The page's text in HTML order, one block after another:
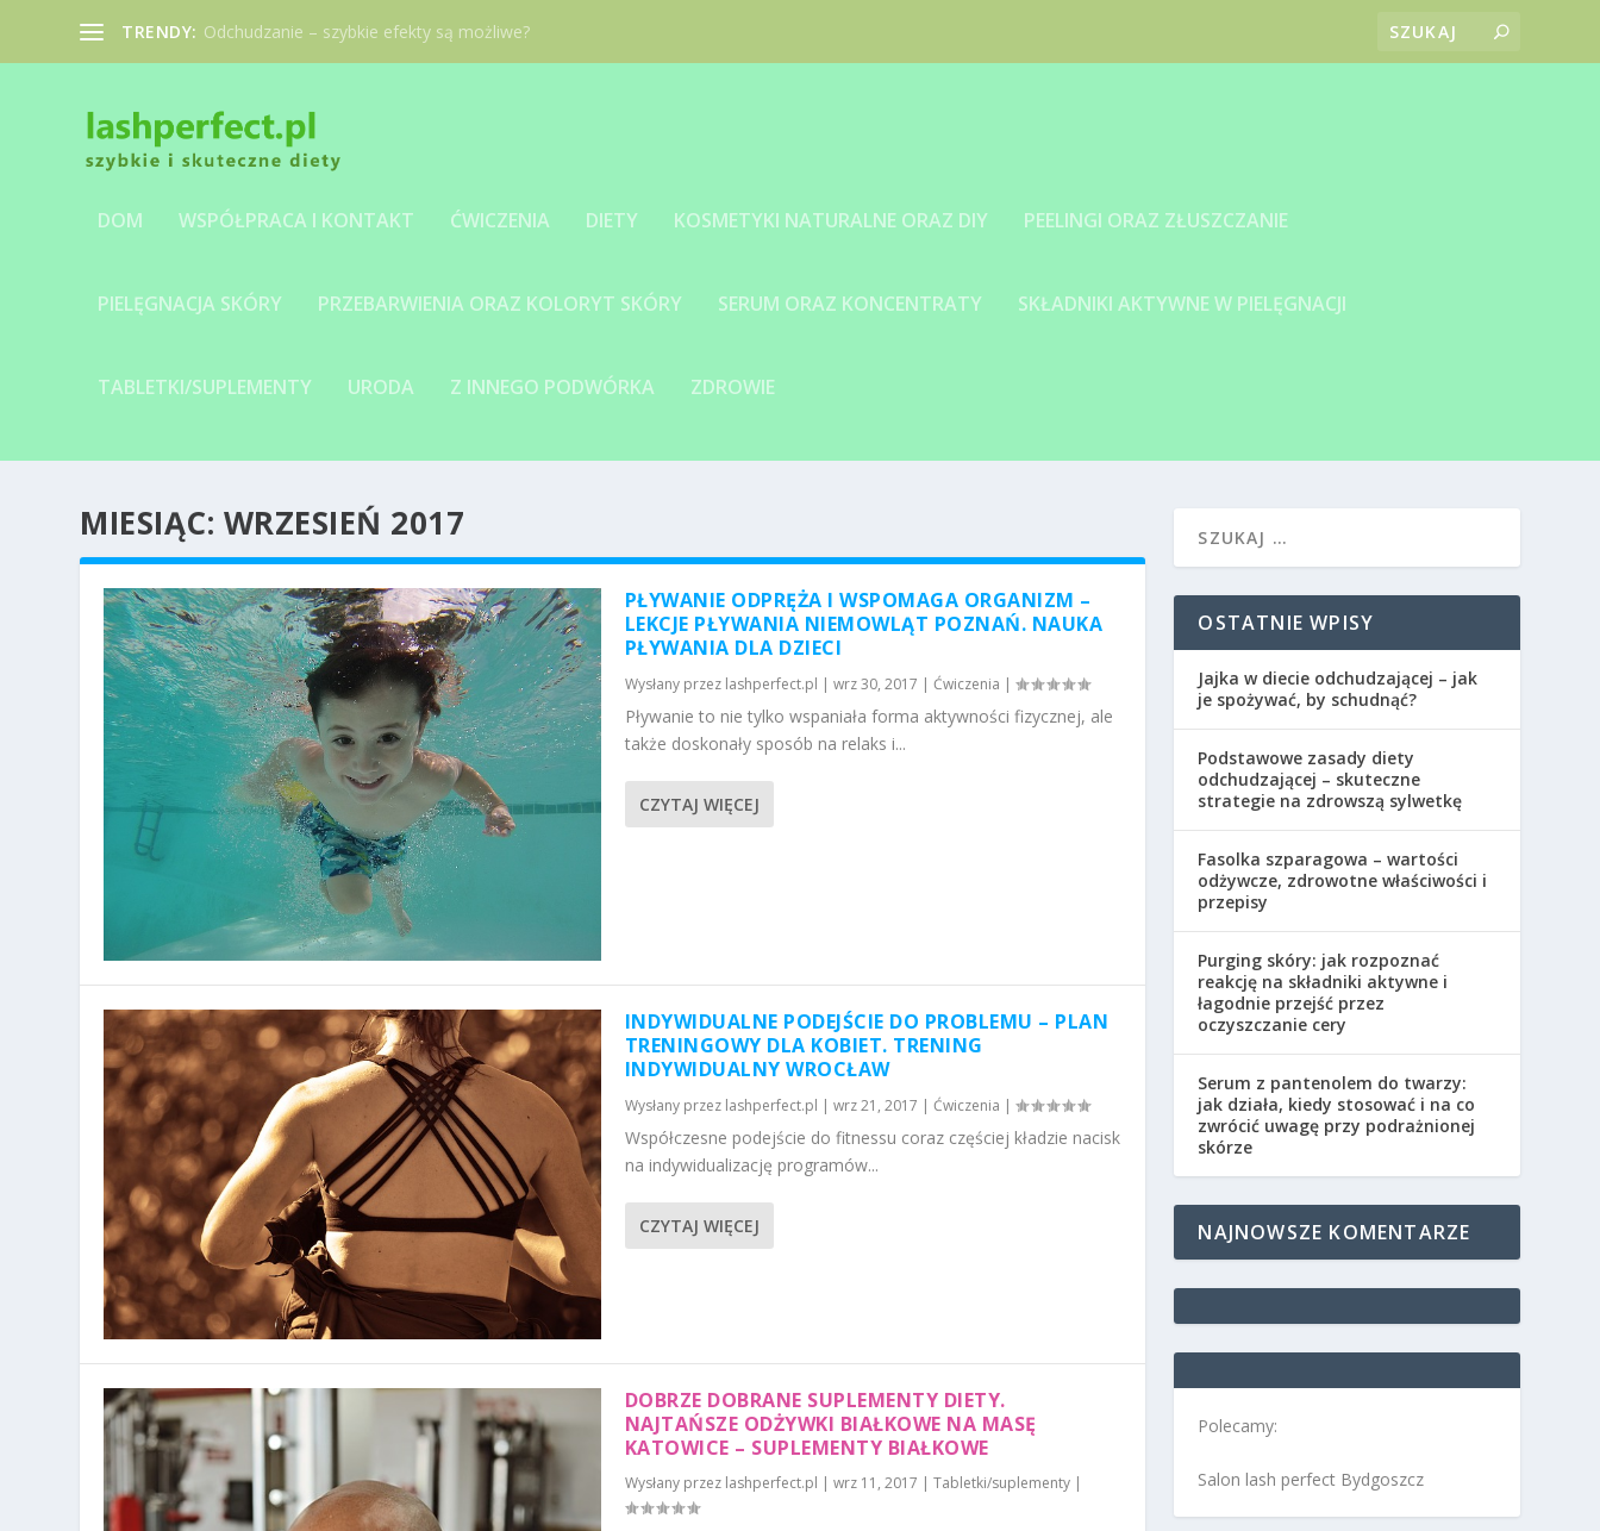
TRENDY: Odchudzanie – szybkie efekty są możliwe?
DOM WSPÓŁPRACA I KONTAKT ĆWICZENIA DIETY KOSMETYKI NATURALNE ORAZ DIY PEELINGI ORAZ ZŁUSZCZANIE
PIELĘGNACJA SKÓRY PRZEBARWIENIA ORAZ KOLORYT SKÓRY SERUM ORAZ KONCENTRATY SKŁADNIKI AKTYWNE W PIELĘGNACJI
TABLETKI/SUPLEMENTY URODA Z INNEGO PODWÓRKA ZDROWIE
MIESIĄC: WRZESIEŃ 2017
PŁYWANIE ODPRĘŻA I WSPOMAGA ORGANIZM –
LEKCJE PŁYWANIA NIEMOWLĄT POZNAŃ. NAUKA
PŁYWANIA DLA DZIECI
Wysłany przez lashperfect.pl | wrz 30, 2017 | Ćwiczenia |
Pływanie to nie tylko wspaniała forma aktywności fizycznej, ale
także doskonały sposób na relaks i...
CZYTAJ WIĘCEJ
INDYWIDUALNE PODEJŚCIE DO PROBLEMU – PLAN
TRENINGOWY DLA KOBIET. TRENING
INDYWIDUALNY WROCŁAW
Wysłany przez lashperfect.pl | wrz 21, 2017 | Ćwiczenia |
Współczesne podejście do fitnessu coraz częściej kładzie nacisk
na indywidualizację programów...
CZYTAJ WIĘCEJ
DOBRZE DOBRANE SUPLEMENTY DIETY.
NAJTAŃSZE ODŻYWKI BIAŁKOWE NA MASĘ
KATOWICE – SUPLEMENTY BIAŁKOWE
Wysłany przez lashperfect.pl wrz 11, 2017 Tabletki/suplementy|
OSTATNIE WPISY
Jajka w diecie odchudzającej – jak
je spożywać, by schudnąć?
Podstawowe zasady diety
odchudzającej – skuteczne
strategie na zdrowszą sylwetkę
Fasolka szparagowa – wartości
odżywcze, zdrowotne właściwości i
przepisy
Purging skóry: jak rozpoznać
reakcję na składniki aktywne i
łagodnie przejść przez
oczyszczanie cery
Serum z pantenolem do twarzy:
jak działa, kiedy stosować i na co
zwrócić uwagę przy podrażnionej
skórze
NAJNOWSZE KOMENTARZE
Polecamy:
Salon lash perfect Bydgoszcz